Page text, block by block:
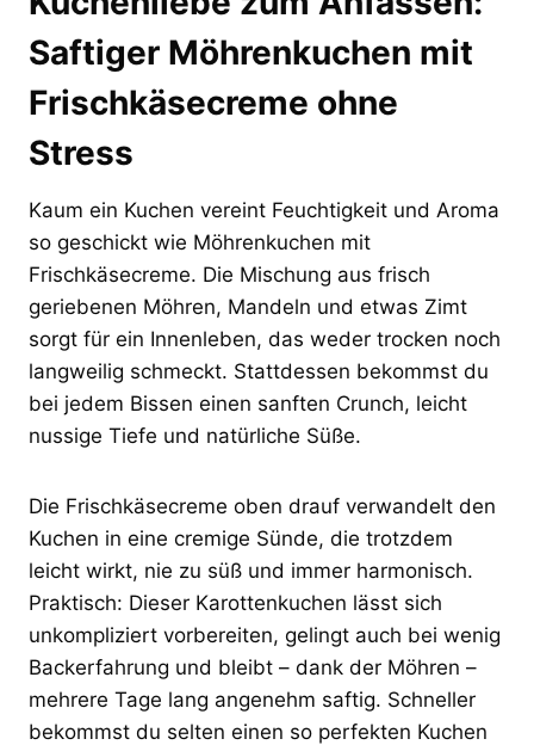
Saftiger Möhrenkuchen mit
Frischkäsecreme ohne
Stress
Kaum ein Kuchen vereint Feuchtigkeit und Aroma
so geschickt wie Möhrenkuchen mit
Frischkäsecreme. Die Mischung aus frisch
geriebenen Möhren, Mandeln und etwas Zimt
sorgt für ein Innenleben, das weder trocken noch
langweilig schmeckt. Stattdessen bekommst du
bei jedem Bissen einen sanften Crunch, leicht
nussige Tiefe und natürliche Süße.
Die Frischkäsecreme oben drauf verwandelt den
Kuchen in eine cremige Sünde, die trotzdem
leicht wirkt, nie zu süß und immer harmonisch.
Praktisch: Dieser Karottenkuchen lässt sich
unkompliziert vorbereiten, gelingt auch bei wenig
Backerfahrung und bleibt – dank der Möhren –
mehrere Tage lang angenehm saftig. Schneller
bekommst du selten einen so perfekten Kuchen